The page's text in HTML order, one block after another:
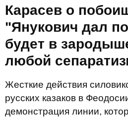
Карасев о
"Янукович дал
будет в
любой
Жесткие действия
русских казаков в
демонстрация линии,